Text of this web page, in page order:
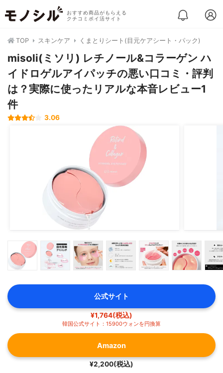
おすすめ商品がもらえる
クチコミポイ活サイト
TOP スキンケア くまとりシート(目元ケアシート・パック)
misoli(ミソリ) レチノール&コラーゲン ハ
イドロゲルアイパッチの悪い口コミ・評判
は？実際に使ったリアルな本音レビュー1
件
3.06
公式サイト
¥1,764(税込)
韓国公式サイト：15900ウォンを円換算
Amazon
¥2,200(税込)